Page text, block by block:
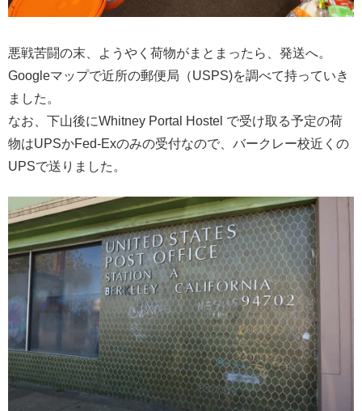
悪戦苦闘の末、ようやく荷物がまとまったら、発送へ。
Googleマップで近所の郵便局（USPS)を調べて持っていき
ました。
なお、下山後にWhitney Portal Hostel で受け取る予定の荷
物はUPSかFed-Exのみの受付なので、バークレー校近くの
UPSで送りました。